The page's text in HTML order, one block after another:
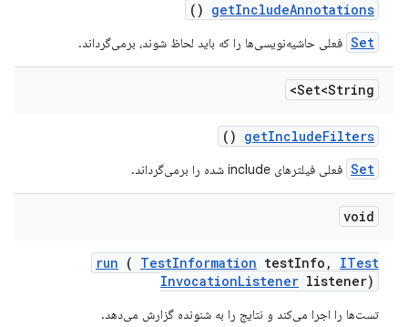
getIncludeAnnotations
()
Set فعلی حاشیه‌نویسی‌ها را که باید لحاظ شوند، برمی‌گرداند.
Set<String>
getIncludeFilters
()
Set فعلی فیلترهای include شده را برمی‌گرداند.
void
run ( TestInformation testInfo ,
ITest
InvocationListener listener)
تست‌ها را اجرا می‌کند و نتایج را به شنونده گزارش می‌دهد.